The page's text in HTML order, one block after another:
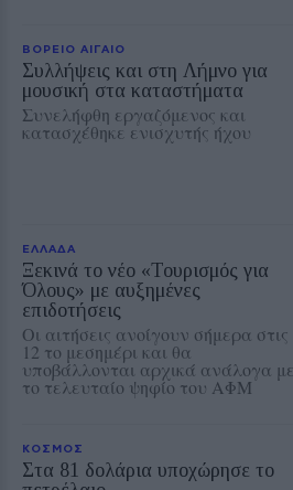
ΒΟΡΕΙΟ ΑΙΓΑΙΟ
Συλλήψεις και στη Λήμνο για
μουσική στα καταστήματα
Συνελήφθη εργαζόμενος και
κατασχέθηκε ενισχυτής ήχου
ΕΛΛΑΔΑ
Ξεκινά το νέο «Τουρισμός για
Όλους» με αυξημένες
επιδοτήσεις
Οι αιτήσεις ανοίγουν σήμερα στις
12 το μεσημέρι και θα
υποβάλλονται αρχικά ανάλογα με
το τελευταίο ψηφίο του ΑΦΜ
ΚΟΣΜΟΣ
Στα 81 δολάρια υποχώρησε το